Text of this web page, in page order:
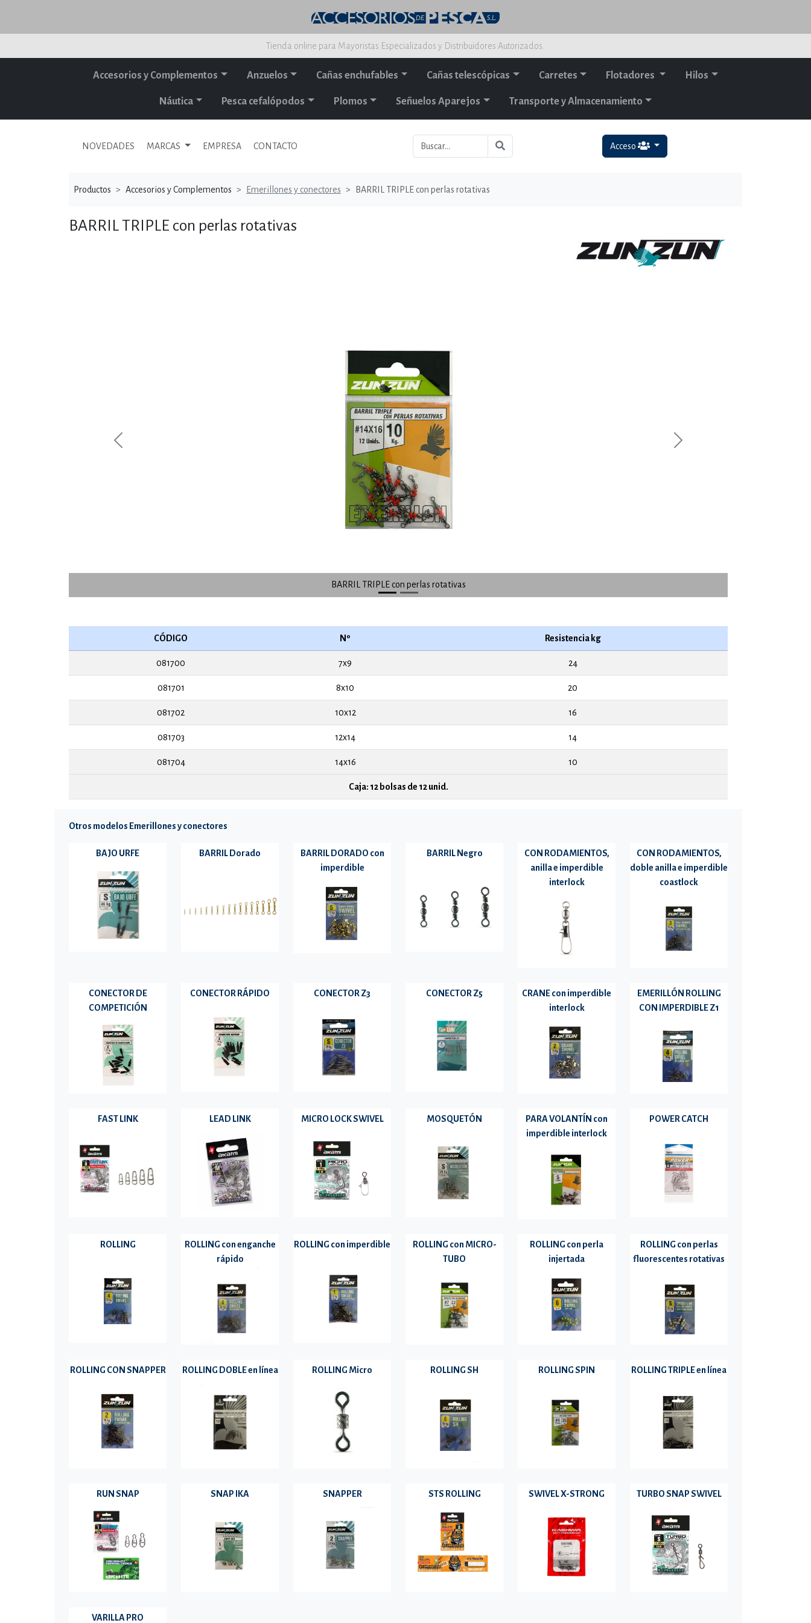
Tienda online para Mayoristas Especializados y Distribuidores Autorizados.
Accesorios y Complementos Anzuelos Cañas enchufables Cañas telescópicas Carretes Flotadores Hilos
Náutica Pesca cefalópodos Plomos Señuelos Aparejos Transporte y Almacenamiento
NOVEDADES MARCAS EMPRESA CONTACTO Acceso
Productos Accesorios y Complementos Emerillones y conectores BARRIL TRIPLE con perlas rotativas
BARRIL TRIPLE con perlas rotativas
BARRIL TRIPLE con perlas rotativas
Previous Next
CÓDIGO Nº Resistencia kg
081700 7x9 24
081701 8x10 20
081702 10x12 16
081703 12x14 14
081704 14x16 10
Caja: 12 bolsas de 12 unid.
Otros modelos Emerillones y conectores
BAJO URFE BARRIL Dorado
BARRIL DORADO con
imperdible
BARRIL Negro
CON RODAMIENTOS,
anilla e imperdible
interlock
CON RODAMIENTOS,
doble anilla e imperdible
coastlock
CONECTOR DE
COMPETICIÓN
CONECTOR RÁPIDO CONECTOR Z3 CONECTOR Z5
CRANE con imperdible
interlock
EMERILLÓN ROLLING
CON IMPERDIBLE Z1
FAST LINK LEAD LINK MICRO LOCK SWIVEL MOSQUETÓN
PARA VOLANTÍN con
imperdible interlock
POWER CATCH
ROLLING
ROLLING con enganche
rápido
ROLLING con imperdible
ROLLING con MICRO-
TUBO
ROLLING con perla
injertada
ROLLING con perlas
fluorescentes rotativas
ROLLING CON SNAPPER ROLLING DOBLE en línea ROLLING Micro ROLLING SH ROLLING SPIN ROLLING TRIPLE en línea
RUN SNAP SNAP IKA SNAPPER STS ROLLING SWIVEL X-STRONG TURBO SNAP SWIVEL
VARILLA PRO